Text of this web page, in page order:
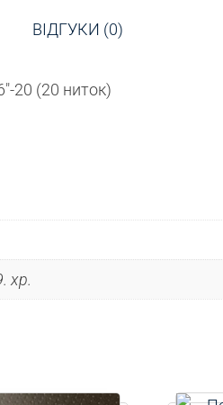
ВІДГУКИ (0)
20 (20 ниток)
хр.